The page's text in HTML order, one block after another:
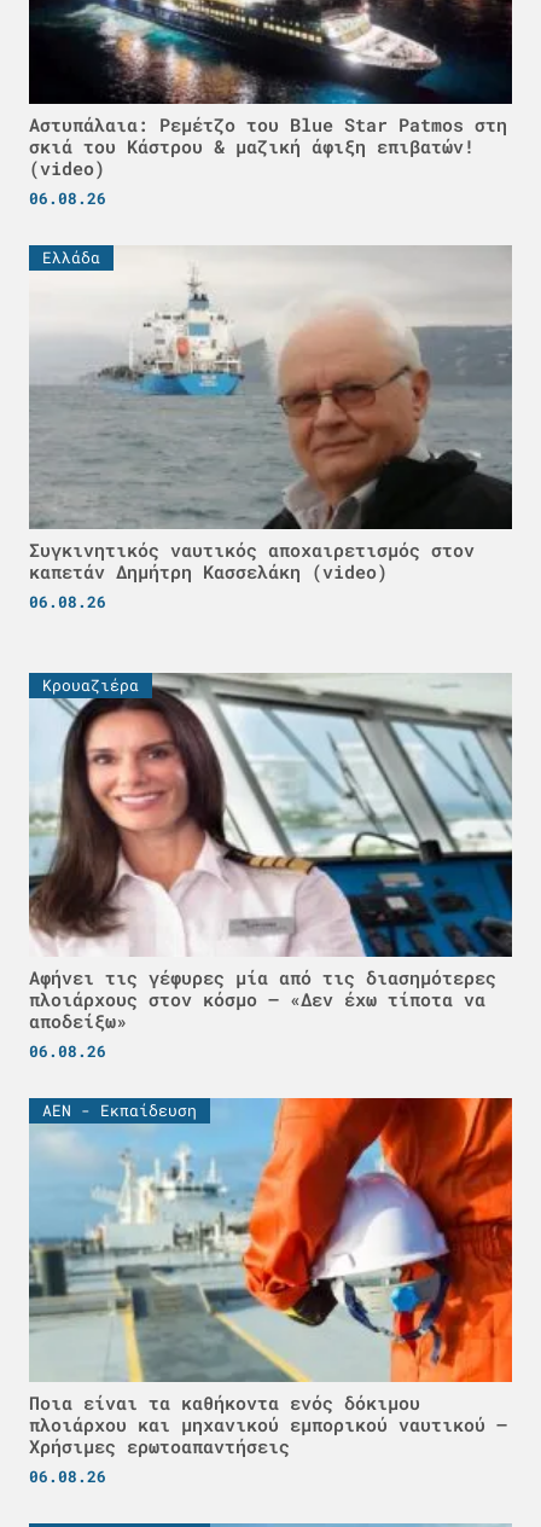
Αστυπάλαια: Ρεμέτζο του Blue Star Patmos στη
σκιά του Κάστρου & μαζική άφιξη επιβατών!
(video)
06.08.26
Ελλάδα
Συγκινητικός ναυτικός αποχαιρετισμός στον
καπετάν Δημήτρη Κασσελάκη (video)
06.08.26
Κρουαζιέρα
Αφήνει τις γέφυρες μία από τις διασημότερες
πλοιάρχους στον κόσμο – «Δεν έχω τίποτα να
αποδείξω»
06.08.26
ΑΕΝ - Εκπαίδευση
Ποια είναι τα καθήκοντα ενός δόκιμου
πλοιάρχου και μηχανικού εμπορικού ναυτικού –
Χρήσιμες ερωτοαπαντήσεις
06.08.26